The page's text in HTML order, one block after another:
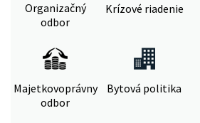
Organizačný
odbor
Krízové riadenie
Majetkovoprávny
odbor
Bytová politika